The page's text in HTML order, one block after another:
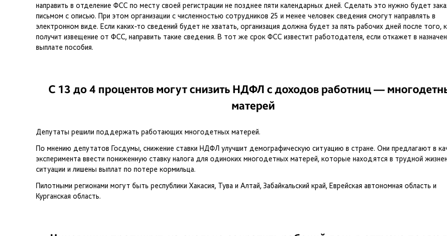
направить в отделение ФСС по месту своей регистрации не позднее пяти календарных дней. Сделать это нужно будет
письмом с описью. При этом организации с численностью сотрудников 25 и менее человек сведения смогут направлять в
электронном виде. Если каких-то сведений будет не хватать, организация должна будет за пять рабочих дней после того,
получит извещение от ФСС, направить такие сведения. В тот же срок ФСС известит работодателя, если откажет в
выплате пособия.
С 13 до 4 процентов могут снизить НДФЛ с доходов работниц —
матерей
Депутаты решили поддержать работающих многодетных матерей.
По мнению депутатов Госдумы, снижение ставки НДФЛ улучшит демографическую ситуацию в стране. Они предлагают в
эксперимента ввести пониженную ставку налога для одиноких многодетных матерей, которые находятся в трудной
ситуации и лишены выплат по потере кормильца.
Пилотными регионами могут быть республики Хакасия, Тува и Алтай, Забайкальский край, Еврейская автономная область и
Курганская область.